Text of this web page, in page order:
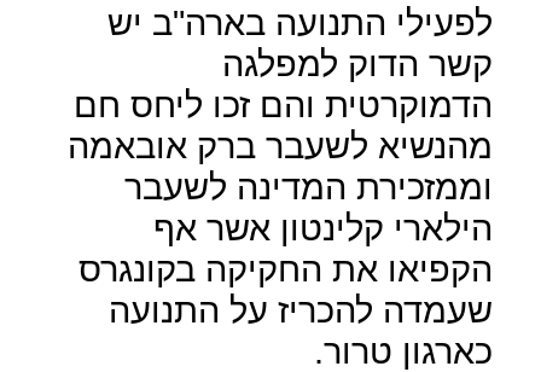
לפעילי התנועה בארה"ב יש
קשר הדוק למפלגה
הדמוקרטית והם זכו ליחס חם
מהנשיא לשעבר ברק אובאמה
וממזכירת המדינה לשעבר
הילארי קלינטון אשר אף
הקפיאו את החקיקה בקונגרס
שעמדה להכריז על התנועה
כארגון טרור.